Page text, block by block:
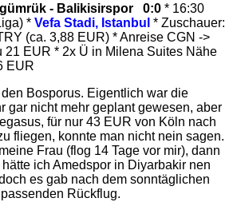
- Balikisirspor 0:0 * 16:30
* Vefa Stadi, Istanbul * Zuschauer:
(ca. 3,88 EUR) * Anreise CGN ->
21 EUR * 2x Ü in Milena Suites Nähe
EUR
Bosporus. Eigentlich war die
gar nicht mehr geplant gewesen, aber
für nur 43 EUR von Köln nach
fliegen, konnte man nicht nein sagen.
Frau (flog 14 Tage vor mir), dann
ich Amedspor in Diyarbakir nen
es gab nach dem sonntäglichen
Rückflug.